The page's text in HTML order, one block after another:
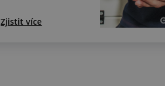
Zjistit více